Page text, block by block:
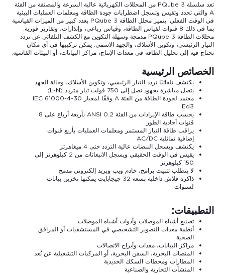
تعد سلسلة PQube 3 من المحللات الكهربائية عالية السرعة والمصنفة من الفئة
A والتي تحدد وتقيس وتسجل اضطرابات جودة الطاقة ومعلمات العمليات البيئية
في الوقت الفعلي. يتميز محلل الطاقة PQube 3 بعدد كبير من الميزات القياسية
بما في ذلك 8 قنوات لقياس الطاقة، وقياس رباعي، وإنذارات، وتقارير فورية.
محللات الطاقة PQube 3 مدمجة وسهلة التكوين مع الكشف التلقائي عن تردد
التيار الرئيسي، وتكوين الأسلاك، والجهد الاسمي. يمكن تركيبها في أي مكان
تحتاج فيه إلى تحليل الطاقة في معدات الإنتاج، مراكز البيانات، أو البيئات القاسية.
الخصائص الرئيسية
يكتشف تلقائيًا تردد التيار الرئيسي، وتكوين الأسلاك، وحالة الجهد.
يتصل مباشرة بجهود تصل إلى 750 فولت تيار متردد (L-N)
معتمد لجودة الطاقة من الفئة A وفقًا لمعيار IEC 61000-4-30
Ed3
يحسب طاقة الإيرادات من الفئة 0.2 ANSI بأربعة أرباع على 8
قنوات أحادية الطور
يراقب طاقة التيار المستمر ومعلمات العمليات بأربع قنوات
إضافية تماثلية AC/DC
يكتشف ويسجل النبضات عالية التردد حتى 4 ميغاهرتز
يقيس في الوقت الحقيقي ويسجل الانبعاثات من 2 كيلوهرتز إلى
150 كيلوهرتز
لا يتطلب تثبيت برامج، خادم ويب وبريد إلكتروني مدمج
ذاكرة فلاش داخلية بسعة 32 جيجابايت يمكنها تخزين بيانات
لسنوات
التطبيقات:
تصنيع أشباه الموصلات وأدوات أشباه الموصلات
أنظمة معدات التصوير التشخيصي في المستشفيات أو المرافق
الصحية
مراكز البيانات، معدات وأبراج الاتصالات
المنصات البحرية، السفن البحرية، أو المركبات التشغيلية عن بُعد
المطارات ومحطات السكك الحديدية
المنشآت التجارية والصناعية